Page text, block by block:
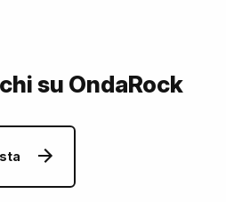
su OndaRock